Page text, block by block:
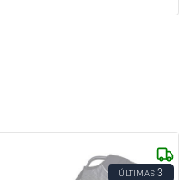
ÚLTIMAS3